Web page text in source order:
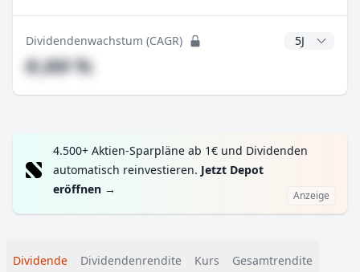
Dividendenwachstum (CAGR) CAGR Jahre
#,## %
4.500+ Aktien-Sparpläne ab 1€ und Dividenden
automatisch reinvestieren. Jetzt Depot
eröffnen → Anzeige
Dividende Dividendenrendite Kurs Gesamtrendite